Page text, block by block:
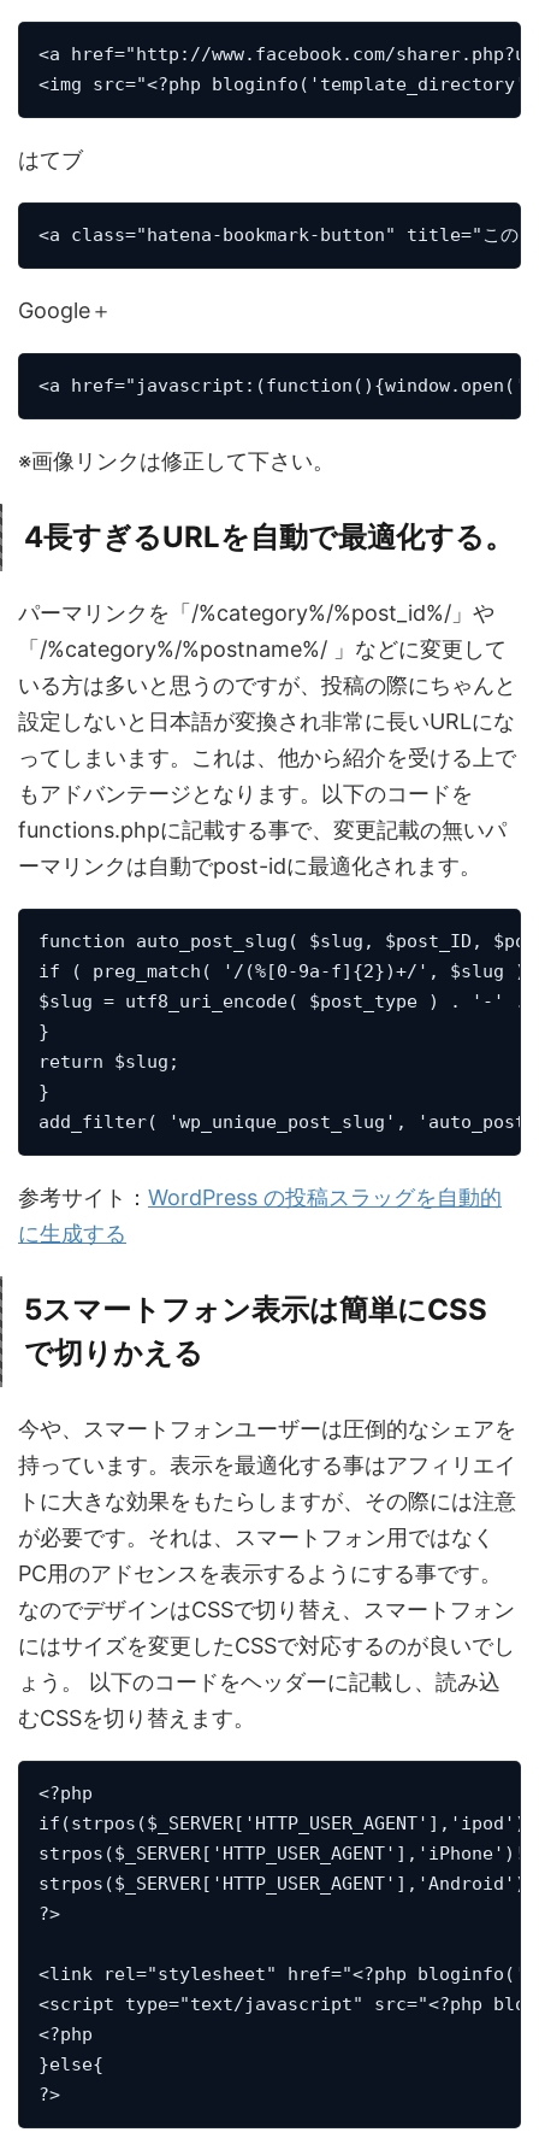
<a href="http://www.facebook.com/
<img src="<?php
はてブ
<a class="hatena-bookmark-button" title="こ
Google＋
<a
※画像リンクは修正して下さい。
4長すぎるURLを自動で最適化する。
パーマリンクを「/%category%/%post_id%/」や
「/%category%/%postname%/ 」などに変更して
いる方は多いと思うのですが、投稿の際にちゃんと
設定しないと日本語が変換され非常に長いURLにな
ってしまいます。これは、他から紹介を受ける上で
もアドバンテージとなります。以下のコードを
functions.phpに記載する事で、変更記載の無いパ
ーマリンクは自動でpost-idに最適化されます。
function auto_post_slug( $slug, $post_ID,
if ( preg_match( '/(%[0-9a-f]{2})+/', $slug
$slug = utf8_uri_encode( $post_type ) . '-' .
}
return $slug;
}
add_filter( 'wp_unique_post_slug',
参考サイト： WordPress の投稿スラッグを自動的
に生成する
5スマートフォン表示は簡単にCSS
で切りかえる
今や、スマートフォンユーザーは圧倒的なシェアを
持っています。表示を最適化する事はアフィリエイ
トに大きな効果をもたらしますが、その際には注意
が必要です。それは、スマートフォン用ではなく
PC用のアドセンスを表示するようにする事です。
なのでデザインはCSSで切り替え、スマートフォン
にはサイズを変更したCSSで対応するのが良いでし
ょう。 以下のコードをヘッダーに記載し、読み込
むCSSを切り替えます。
<?php
?>
<link rel="stylesheet" href="<?php
<script type="text/javascript" src="<?php
<?php
}else{
?>